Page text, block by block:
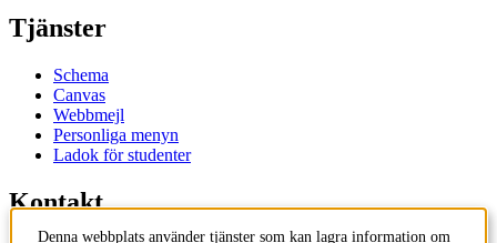
Tjänster
Schema
Canvas
Webbmejl
Personliga menyn
Ladok för studenter
Kontakt
Denna webbplats använder tjänster som kan lagra information om